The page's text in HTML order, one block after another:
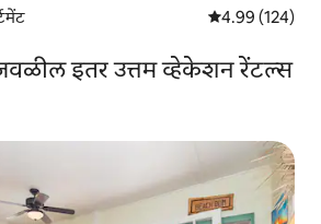
5 पैकी 4.99
4.99 (124)
इतर उत्तम व्हेकेशन रेंटल्स